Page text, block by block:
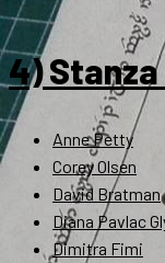
4)
Anne Petty
Corey Olsen
David Bratman
Diana Pavlac
Dimitra Fimi